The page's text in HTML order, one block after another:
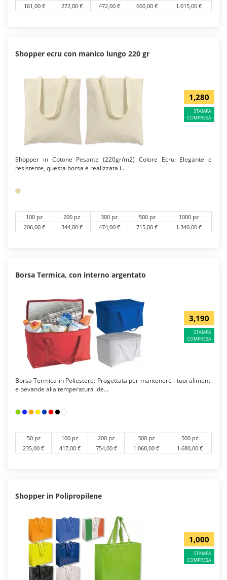
161,00 €
272,00 € 472,00 € 660,00 € 1.015,00 €
Shopper ecru con manico lungo 220 gr
1,280
STAMPA
COMPRESA
Shopper in Cotone Pesante (220gr/m2) Colore Ecru: Elegante e
resistente, questa borsa è realizzata i...
100 pz 200 pz 300 pz 500 pz
1000 pz
206,00 €
344,00 € 474,00 € 715,00 € 1.340,00 €
Borsa Termica, con interno argentato
3,190
STAMPA
COMPRESA
Borsa Termica in Poliestere: Progettata per mantenere i tuoi alimenti
e bevande alla temperatura ide...
50 pz 100 pz 200 pz 300 pz
500 pz
235,00 €
417,00 € 754,00 € 1.068,00 € 1.680,00 €
Shopper in Polipropilene
1,000
STAMPA
COMPRESA